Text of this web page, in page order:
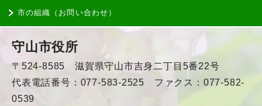
市の組織（お問い合わせ）
守山市役所
〒524-8585 滋賀県守山市吉身二丁目5番22号
代表電話番号：077-583-2525 ファクス：077-582-
0539